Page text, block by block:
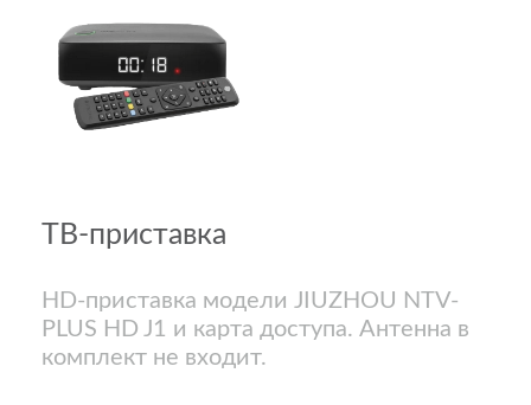
ТВ-приставка
HD-приставка модели JIUZHOU NTV-
PLUS HD J1 и карта доступа. Антенна в
комплект не входит.